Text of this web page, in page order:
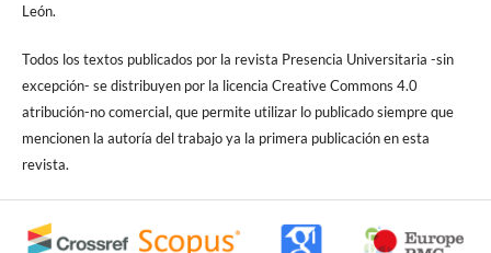
León.
Todos los textos publicados por la revista Presencia Universitaria -sin
excepción- se distribuyen por la licencia Creative Commons 4.0
atribución-no comercial, que permite utilizar lo publicado siempre que
mencionen la autoría del trabajo ya la primera publicación en esta
revista.